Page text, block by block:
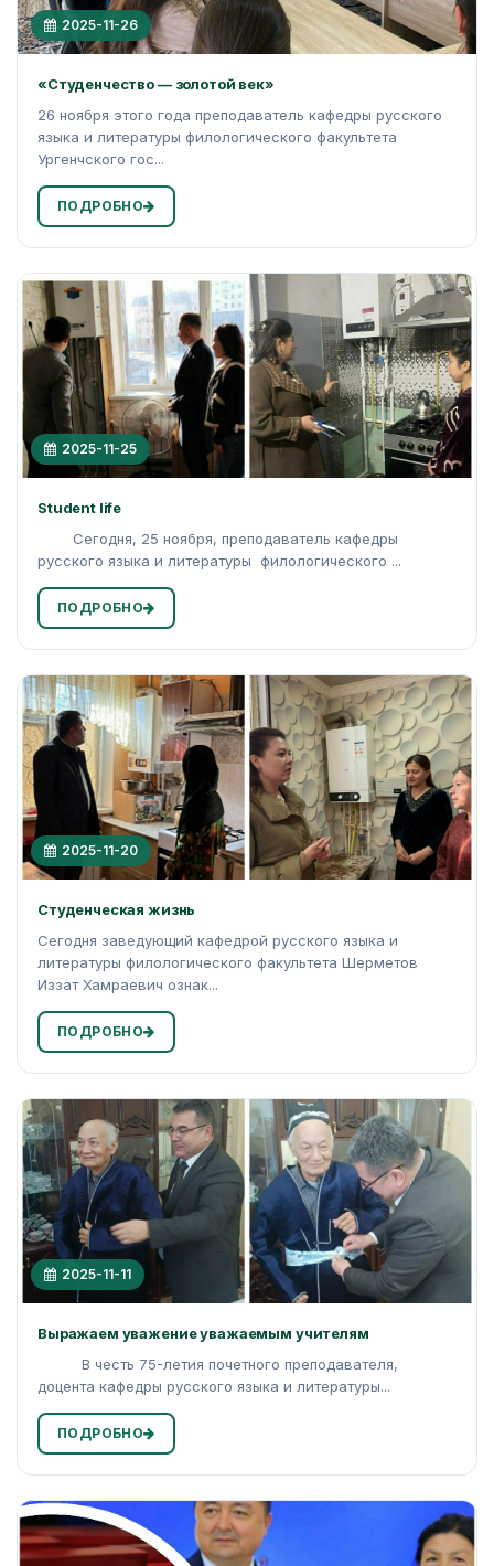
2025-11-26
«Студенчество — золотой век»
26 ноября этого года преподаватель кафедры русского
языка и литературы филологического факультета
Ургенчского гос...
ПОДРОБНО
2025-11-25
Student life
Сегодня, 25 ноября, преподаватель кафедры
русского языка и литературы филологического ...
ПОДРОБНО
2025-11-20
Студенческая жизнь
Сегодня заведующий кафедрой русского языка и
литературы филологического факультета Шерметов
Иззат Хамраевич ознак...
ПОДРОБНО
2025-11-11
Выражаем уважение уважаемым учителям
В честь 75-летия почетного преподавателя,
доцента кафедры русского языка и литературы...
ПОДРОБНО